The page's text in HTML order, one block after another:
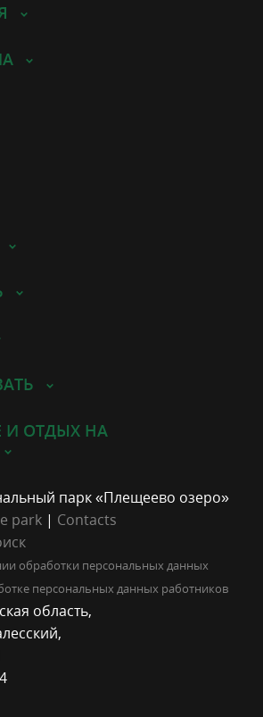
ОТДЫХ НА
парк «Плещеево озеро»
park | Contacts
обработки персональных данных
персональных данных работников
область,